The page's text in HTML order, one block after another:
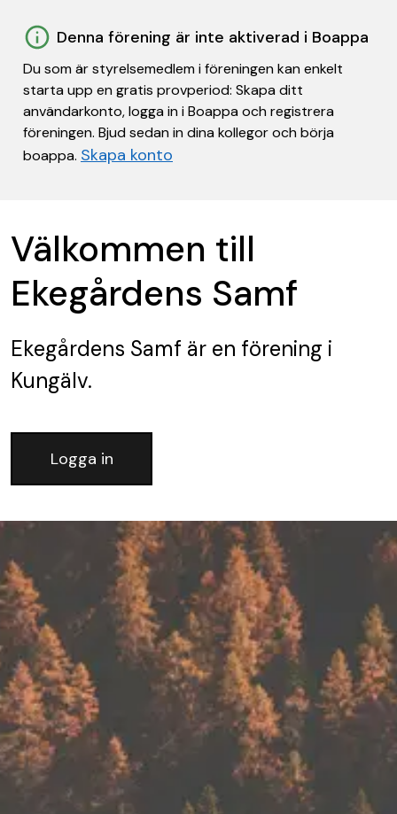
Denna förening är inte aktiverad i Boappa
Du som är styrelsemedlem i föreningen kan enkelt
starta upp en gratis provperiod: Skapa ditt
användarkonto, logga in i Boappa och registrera
föreningen. Bjud sedan in dina kollegor och börja
boappa. Skapa konto
Välkommen till
Ekegårdens Samf
Ekegårdens Samf är en förening i
Kungälv.
Logga in